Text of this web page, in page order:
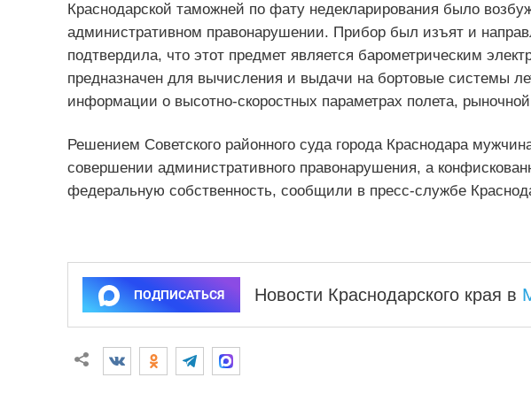
Краснодарской таможней по фату недекларирования было
административном правонарушении. Прибор был изъят и
подтвердила, что этот предмет является барометрическим
предназначен для вычисления и выдачи на бортовые системы
информации о высотно-скоростных параметрах полета,
Решением Советского районного суда города Краснодара
совершении административного правонарушения, а
федеральную собственность, сообщили в пресс-службе
ПОДПИСАТЬСЯ Новости Краснодарского края в